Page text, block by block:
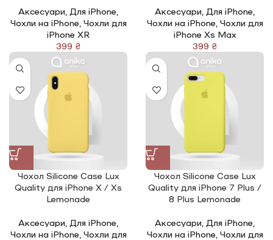
Аксесуари Для iPhone
Чохли на iPhone, Чохли для
iPhone XR
₴
Аксесуари Для iPhone
Чохли на iPhone, Чохли для
iPhone Xs Max
₴
Чохол Silicone Сase Lux
Quality для iPhone X / Xs
Lemonade
Аксесуари Для iPhone
Чохли на iPhone, Чохли для
Чохол Silicone Сase Lux
Quality для iPhone 7 Plus /
8 Plus Lemonade
Аксесуари Для iPhone
Чохли на iPhone, Чохли для